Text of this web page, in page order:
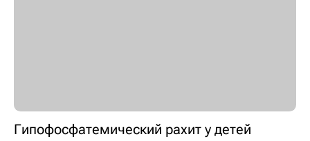
Гипофосфатемический рахит у детей